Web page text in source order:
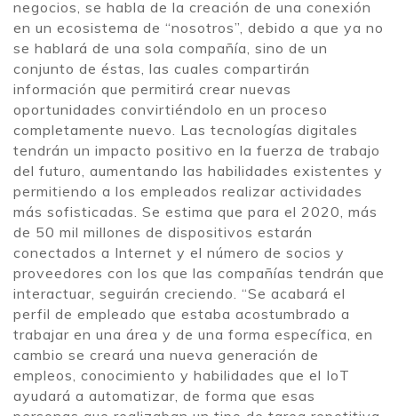
negocios, se habla de la creación de una conexión
en un ecosistema de “nosotros”, debido a que ya no
se hablará de una sola compañía, sino de un
conjunto de éstas, las cuales compartirán
información que permitirá crear nuevas
oportunidades convirtiéndolo en un proceso
completamente nuevo. Las tecnologías digitales
tendrán un impacto positivo en la fuerza de trabajo
del futuro, aumentando las habilidades existentes y
permitiendo a los empleados realizar actividades
más sofisticadas. Se estima que para el 2020, más
de 50 mil millones de dispositivos estarán
conectados a Internet y el número de socios y
proveedores con los que las compañías tendrán que
interactuar, seguirán creciendo. “Se acabará el
perfil de empleado que estaba acostumbrado a
trabajar en una área y de una forma específica, en
cambio se creará una nueva generación de
empleos, conocimiento y habilidades que el IoT
ayudará a automatizar, de forma que esas